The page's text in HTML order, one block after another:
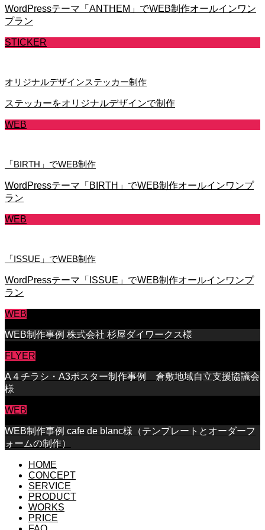
WordPressテーマ「ANTHEM」でWEB制作オールインワン
プラン
STICKER
オリジナルデザインステッカー制作
ステッカーをオリジナルデザインで制作
WEB
「BIRTH」でWEB制作
WordPressテーマ「BIRTH」でWEB制作オールインワンプ
ラン
WEB
「ISSUE」でWEB制作
WordPressテーマ「ISSUE」でWEB制作オールインワンプ
ラン
WEB
WEB制作事例 株式会社 杉屋ダイワークス様
FLYER
A４チラシ・A3ポスター制作事例 倉敷地域自立支援協議会
様
WEB
WEB制作事例 cafe de blanc様（テンプレートとオーダーフ
ォームの制作）
HOME
CONCEPT
SERVICE
PRODUCT
WORKS
PRICE